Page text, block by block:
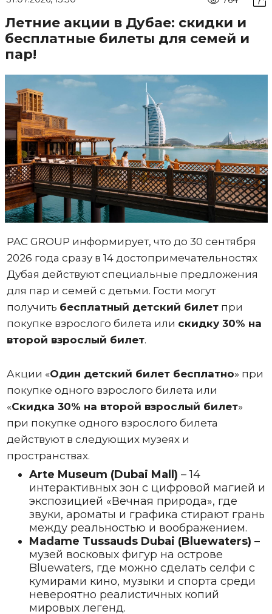
Летние акции в Дубае: скидки и
бесплатные билеты для семей и
пар!
PAC GROUP информирует, что до 30 сентября
2026 года сразу в 14 достопримечательностях
Дубая действуют специальные предложения
для пар и семей с детьми. Гости могут
получить бесплатный детский билетпри
покупке взрослого билета или скидку 30% на
второй взрослый билет.
Акции «Один детский билет бесплатно» при
покупке одного взрослого билета или
«Скидка 30% на второй взрослый билет»
при покупке одного взрослого билета
действуют в следующих музеях и
пространствах.
Arte Museum (Dubai Mall) – 14
интерактивных зон с цифровой магией и
экспозицией «Вечная природа», где
звуки, ароматы и графика стирают грань
между реальностью и воображением.
Madame Tussauds Dubai (Bluewaters) –
музей восковых фигур на острове
Bluewaters, где можно сделать селфи с
кумирами кино, музыки и спорта среди
невероятно реалистичных копий
мировых легенд.